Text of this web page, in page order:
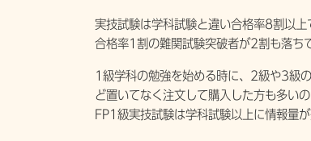
実技試験は学科試験と違い合格率8割以上
合格率1割の難関試験突破者が2割も落ち
1級学科の勉強を始める時に、2級や3級
ど置いてなく注文して購入した方も多いの
FP1級実技試験は学科試験以上に情報量